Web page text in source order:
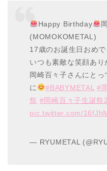
Happy Birthday
(MOMOKOMETAL)
17歳のお誕生日おめで
いつも素敵な笑顔あり
岡崎百々子さんにと
に
#BABYMETAL #
祭 #岡崎百々子生誕祭
pic.twitter.com/
— RYUMETAL